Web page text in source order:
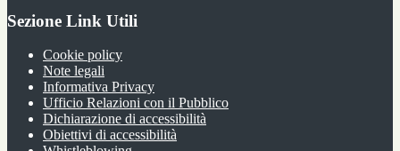
Sezione Link Utili
Cookie policy
Note legali
Informativa Privacy
Ufficio Relazioni con il Pubblico
Dichiarazione di accessibilità
Obiettivi di accessibilità